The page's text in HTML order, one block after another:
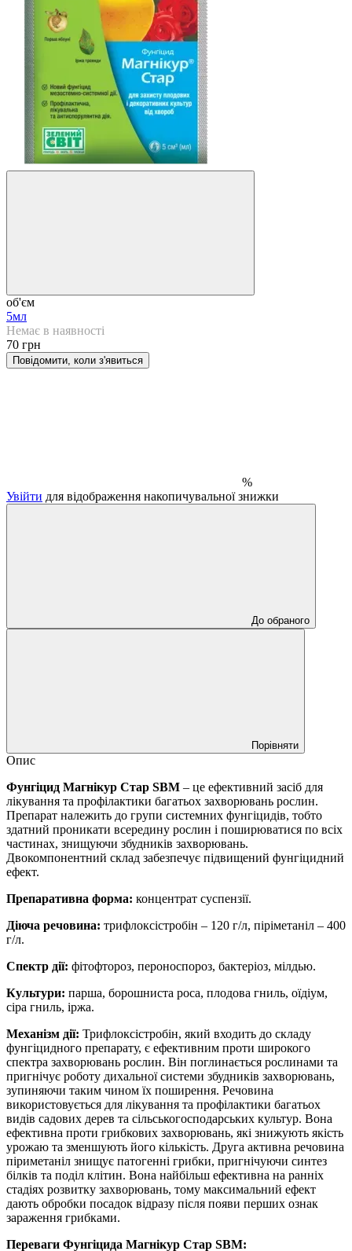
об'єм
5мл
Немає в наявності
70 грн
Повідомити, коли з'явиться
%
Увійти для відображення накопичувальної знижки
До обраного
Порівняти
Опис
Фунгіцид Магнікур Стар SBM – це ефективний засіб для
лікування та профілактики багатьох захворювань рослин.
Препарат належить до групи системних фунгіцидів, тобто
здатний проникати всередину рослин і поширюватися по всіх
частинах, знищуючи збудників захворювань.
Двокомпонентний склад забезпечує підвищений фунгіцидний
ефект.
Препаративна форма: концентрат суспензії.
Діюча речовина: трифлоксістробін – 120 г/л, піріметаніл – 400
г/л.
Спектр дії: фітофтороз, пероноспороз, бактеріоз, мілдью.
Культури: парша, борошниста роса, плодова гниль, оїдіум,
сіра гниль, іржа.
Механізм дії: Трифлоксістробін, який входить до складу
фунгіцидного препарату, є ефективним проти широкого
спектра захворювань рослин. Він поглинається рослинами та
пригнічує роботу дихальної системи збудників захворювань,
зупиняючи таким чином їх поширення. Речовина
використовується для лікування та профілактики багатьох
видів садових дерев та сільськогосподарських культур. Вона
ефективна проти грибкових захворювань, які знижують якість
урожаю та зменшують його кількість. Друга активна речовина
піриметаніл знищує патогенні грибки, пригнічуючи синтез
білків та поділ клітин. Вона найбільш ефективна на ранніх
стадіях розвитку захворювань, тому максимальний ефект
дають обробки посадок відразу після появи перших ознак
зараження грибками.
Переваги Фунгіцида Магнікур Стар SBM: